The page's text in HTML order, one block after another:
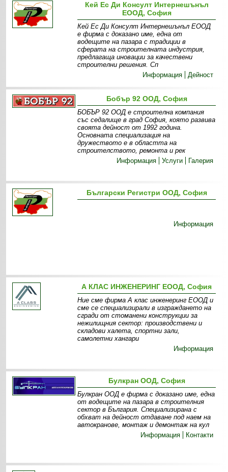
Кей Ес Ди Консулт Интернешънъл
ЕООД, София
Кей Ес Ди Консулт Интернешънъл ЕООД
е фирма с доказано име, една от
водещите на пазара с традиции в
сферата на строителната индустрия,
предлагаща иновации за качествени
строителни решения. Сп
Информация
Дейност
Бобър 92 ООД, София
БОБЪР 92 ООД е строителна компания
със седалище в град София, която развива
своята дейност от 1992 година.
Основната специализация на
дружеството е в областта на
строителството, ремонта и рек
Информация
Услуги Галерия
Български Регистри ООД, София
Информация
А КЛАС ИНЖЕНЕРИНГ ЕООД, София
Ние сме фирма А клас инженеринг ЕООД и
сме се специализирали в изграждането на
сгради от стоманени конструкции за
нежилищния сектор: производствени и
складови халета, спортни зали,
самолетни хангари
Информация
Булкран ООД, София
Булкран ООД е фирма с доказано име, една
от водещите на пазара в строителния
сектор в България. Специализирана с
обхват на дейност отдаване под наем на
автокранове, монтаж и демонтаж на кул
Информация
Контакти